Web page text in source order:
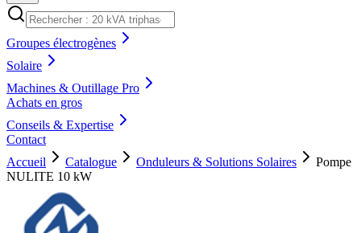
Groupes électrogènes
Solaire
Machines & Outillage Pro
Achats en gros
Conseils & Expertise
Contact
Accueil
Catalogue Onduleurs & Solutions Solaires
Pompe
NULITE 10 kW